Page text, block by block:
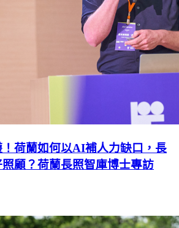
荷蘭如何以AI補人力缺口，長
顧？荷蘭長照智庫博士專訪